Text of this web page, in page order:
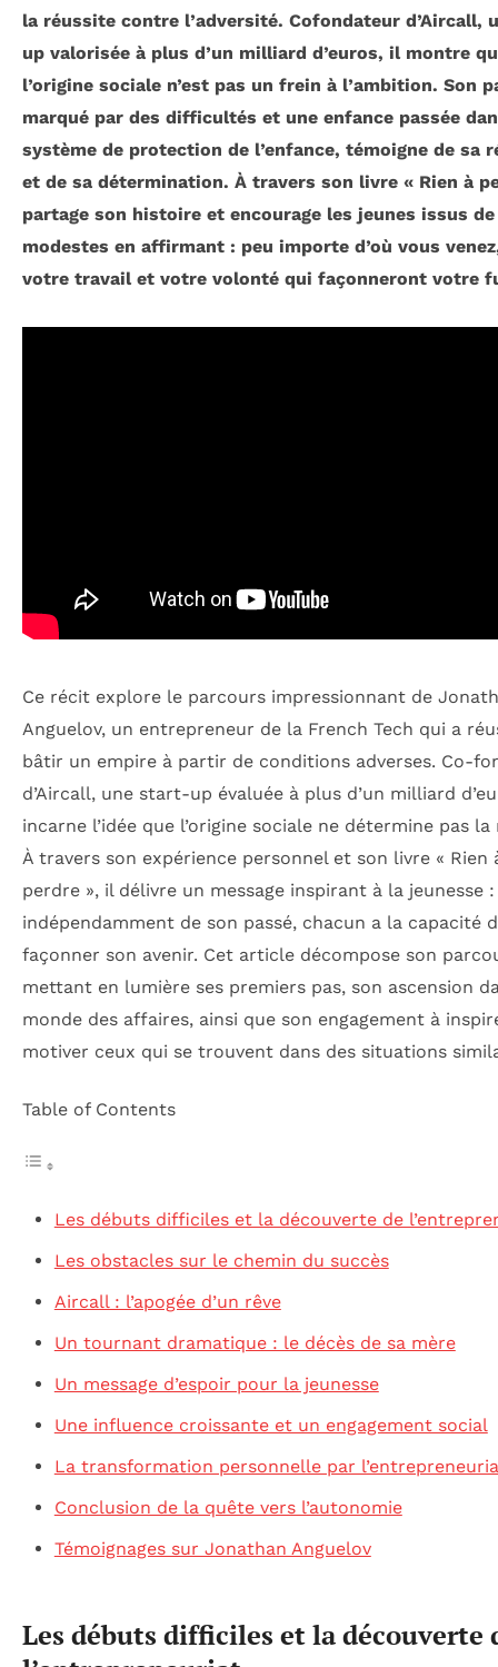
la réussite contre l’adversité. Cofondateur d’Aircall,
up valorisée à plus d’un milliard d’euros, il montre
l’origine sociale n’est pas un frein à l’ambition. Son
marqué par des difficultés et une enfance passée
système de protection de l’enfance, témoigne de sa
et de sa détermination. À travers son livre « Rien à
partage son histoire et encourage les jeunes issus
modestes en affirmant : peu importe d’où vous
votre travail et votre volonté qui façonneront votre
Ce récit explore le parcours impressionnant de
Anguelov, un entrepreneur de la French Tech qui a
bâtir un empire à partir de conditions adverses. Co-
d’Aircall, une start-up évaluée à plus d’un milliard
incarne l’idée que l’origine sociale ne détermine pas la
À travers son expérience personnel et son livre « Rien
perdre », il délivre un message inspirant à la jeunesse :
indépendamment de son passé, chacun a la capacité
façonner son avenir. Cet article décompose son
mettant en lumière ses premiers pas, son ascension
monde des affaires, ainsi que son engagement à
motiver ceux qui se trouvent dans des situations
Table of Contents
Les débuts difficiles et la découverte de
Les obstacles sur le chemin du succès
Aircall : l’apogée d’un rêve
Un tournant dramatique : le décès de sa mère
Un message d’espoir pour la jeunesse
Une influence croissante et un engagement social
La transformation personnelle par
Conclusion de la quête vers l’autonomie
Témoignages sur Jonathan Anguelov
Les débuts difficiles et la découverte